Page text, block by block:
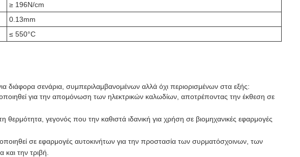
≥ 196N/cm
0.13mm
≤ 550°C
διάφορα σενάρια, συμπεριλαμβανομένων αλλά όχι περιορισμένων στα εξής:
για την απομόνωση των ηλεκτρικών καλωδίων, αποτρέποντας την έκθεση σε
θερμότητα, γεγονός που την καθιστά ιδανική για χρήση σε βιομηχανικές εφαρμογές
σε εφαρμογές αυτοκινήτων για την προστασία των συρματόσχοινων, των
την τριβή.